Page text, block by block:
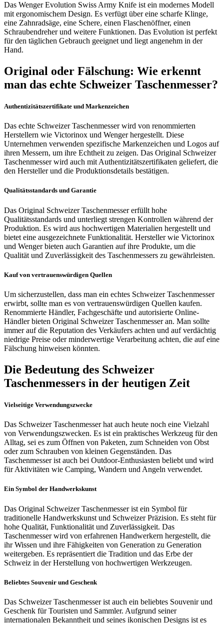
Das Wenger Evolution Swiss Army Knife ist ein modernes Modell
mit ergonomischem Design. Es verfügt über eine scharfe Klinge,
eine Zahnradsäge, eine Schere, einen Flaschenöffner, einen
Schraubendreher und weitere Funktionen. Das Evolution ist perfekt
für den täglichen Gebrauch geeignet und liegt angenehm in der
Hand.
Original oder Fälschung: Wie erkennt
man das echte Schweizer Taschenmesser?
Authentizitätszertifikate und Markenzeichen
Das echte Schweizer Taschenmesser wird von renommierten
Herstellern wie Victorinox und Wenger hergestellt. Diese
Unternehmen verwenden spezifische Markenzeichen und Logos auf
ihren Messern, um ihre Echtheit zu zeigen. Das Original Schweizer
Taschenmesser wird auch mit Authentizitätszertifikaten geliefert, die
den Hersteller und die Produktionsdetails bestätigen.
Qualitätsstandards und Garantie
Das Original Schweizer Taschenmesser erfüllt hohe
Qualitätsstandards und unterliegt strengen Kontrollen während der
Produktion. Es wird aus hochwertigen Materialien hergestellt und
bietet eine ausgezeichnete Funktionalität. Hersteller wie Victorinox
und Wenger bieten auch Garantien auf ihre Produkte, um die
Qualität und Zuverlässigkeit des Taschenmessers zu gewährleisten.
Kauf von vertrauenswürdigen Quellen
Um sicherzustellen, dass man ein echtes Schweizer Taschenmesser
erwirbt, sollte man es von vertrauenswürdigen Quellen kaufen.
Renommierte Händler, Fachgeschäfte und autorisierte Online-
Händler bieten Original Schweizer Taschenmesser an. Man sollte
immer auf die Reputation des Verkäufers achten und auf verdächtig
niedrige Preise oder minderwertige Verarbeitung achten, die auf eine
Fälschung hinweisen könnten.
Die Bedeutung des Schweizer
Taschenmessers in der heutigen Zeit
Vielseitige Verwendungszwecke
Das Schweizer Taschenmesser hat auch heute noch eine Vielzahl
von Verwendungszwecken. Es ist ein praktisches Werkzeug für den
Alltag, sei es zum Öffnen von Paketen, zum Schneiden von Obst
oder zum Schrauben von kleinen Gegenständen. Das
Taschenmesser ist auch bei Outdoor-Enthusiasten beliebt und wird
für Aktivitäten wie Camping, Wandern und Angeln verwendet.
Ein Symbol der Handwerkskunst
Das Original Schweizer Taschenmesser ist ein Symbol für
traditionelle Handwerkskunst und Schweizer Präzision. Es steht für
hohe Qualität, Funktionalität und Zuverlässigkeit. Das
Taschenmesser wird von erfahrenen Handwerkern hergestellt, die
ihr Wissen und ihre Fähigkeiten von Generation zu Generation
weitergeben. Es repräsentiert die Tradition und das Erbe der
Schweiz in der Herstellung von hochwertigen Werkzeugen.
Beliebtes Souvenir und Geschenk
Das Schweizer Taschenmesser ist auch ein beliebtes Souvenir und
Geschenk für Touristen und Sammler. Aufgrund seiner
internationalen Bekanntheit und seines ikonischen Designs ist es